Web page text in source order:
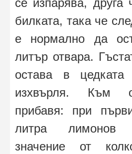
се изпарява, друга
билката, така че
е нормално да
литър отвара.
остава в цедката
изхвърля. Към
прибавя: при
литра
значение от